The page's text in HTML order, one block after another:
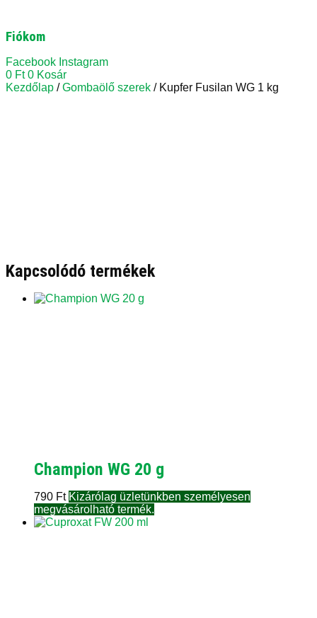
Fiókom
Facebook Instagram
0 Ft 0 Kosár
Kezdőlap /Gombaölő szerek / Kupfer Fusilan WG 1 kg
Kapcsolódó termékek
Champion WG 20 g
790 Ft Kizárólag üzletünkben személyesen
megvásárolható termék.